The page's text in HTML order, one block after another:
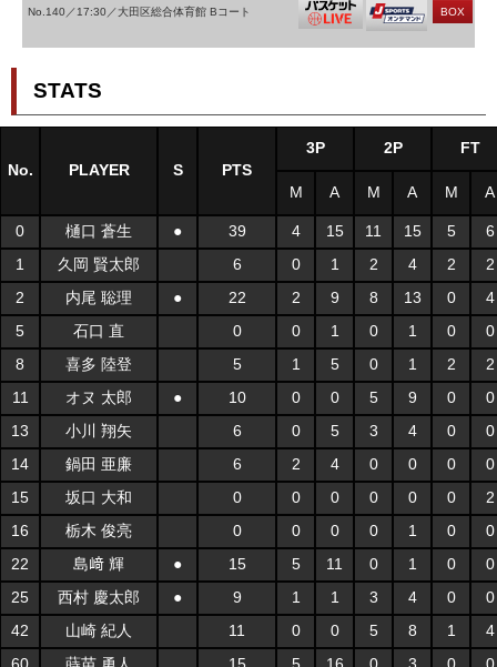
No.140／17:30／大田区総合体育館 Bコート BOX
STATS
No. PLAYER S PTS
3P 2P FT
M A M A M A
0 樋口 蒼生 ● 39 4 15 11 15 5
6
1
久岡 賢太郎 6 0 1 2 4 2
2
2
内尾 聡理 ● 22 2 9 8 13 0
4
5
石口 直 0 0 1 0 1 0
0
8
喜多 陸登 5 1 5 0 1 2
2
11
オヌ 太郎 ● 10 0 0 5 9 0
0
13
小川 翔矢 6 0 5 3 4 0
0
14
鍋田 亜廉 6 2 4 0 0 0
0
15
坂口 大和 0 0 0 0 0 0
2
16
栃木 俊亮 0 0 0 0 1 0
0
22
島﨑 輝 ● 15 5 11 0 1 0
0
25
西村 慶太郎 ● 9 1 1 3 4 0
0
42
山崎 紀人 11 0 0 5 8 1
4